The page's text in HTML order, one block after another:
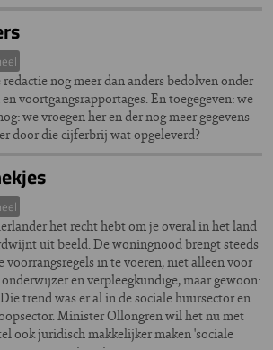
nog meer dan anders bedolven onder
voortgangsrapportages. En toegegeven: we
we vroegen her en der nog meer gegevens
door die cijferbrij wat opgeleverd?
het recht hebt om je overal in het land
uit beeld. De woningnood brengt steeds
voorrangsregels in te voeren, niet alleen voor
en verpleegkundige, maar gewoon:
trend was er al in de sociale huursector en
Minister Ollongren wil het nu met
ook juridisch makkelijker maken 'sociale